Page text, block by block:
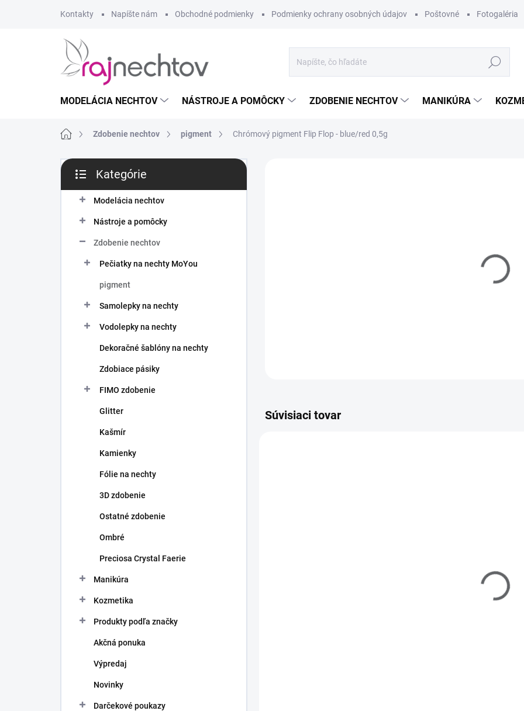
Kontakty Napíšte nám Obchodné podmienky Podmienky ochrany osobných údajov Poštovné Fotogaléria
Hľadať
MODELÁCIA NECHTOV NÁSTROJE A POMÔCKY ZDOBENIE NECHTOV MANIKÚRA
DomovZdobenie nechtov pigment Chrómový pigment Flip Flop - blue/red 0,5g
B
č
kategórie
Kategórie
Modelácia nechtov
Nástroje a pomôcky
Zdobenie nechtov
Pečiatky na nechty MoYou
pigment
Samolepky na nechty
Vodolepky na nechty
Dekoračné šablóny na nechty
Zdobiace pásiky
FIMO zdobenie
Glitter
Kašmír
Kamienky
Fólie na nechty
3D zdobenie
Ostatné zdobenie
Ombré
Preciosa Crystal Faerie
Manikúra
Kozmetika
Produkty podľa značky
Akčná ponuka
Výpredaj
Novinky
Darčekové poukazy
Súvisiaci tovar